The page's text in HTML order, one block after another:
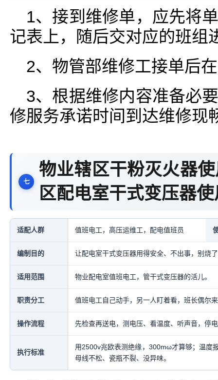
1、接到维修单，应先将
记表上，随后交对应的班组
2、物管部维修工接单后
3、根据维修内容准备必
修服务承诺时间到达维修现
物业辖区干粉灭火器
区配电室干式变压器
适配人群 值班电工，高压运维工，配电值班员
编制目的 让配电室干式变压器用得安全、不出事，别烧
适用范围 物业配电室值班电工，管干式变压器的活儿。
职责分工 值班电工自己动手，另一人盯着看，班长偶尔
操作流程 先检查再送电，测电压、看温度、听声音，停
执行标准
用2500v兆欧表测绝缘，300mω才算够；温
母线不松、瓷瓶不裂、没异味。